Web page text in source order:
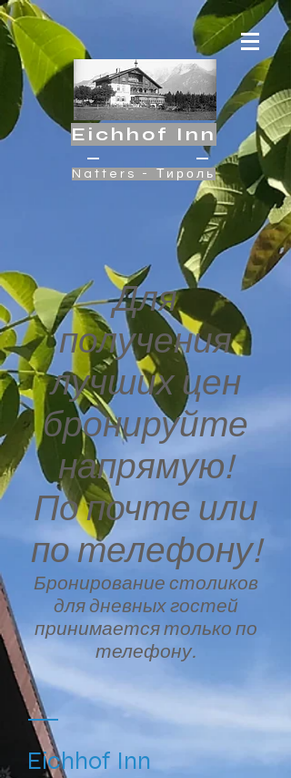
Eichhof Inn
Natters - Тироль
Для
получения
лучших цен
бронируйте
напрямую!
По почте или
по телефону!
Бронирование столиков
для дневных гостей
принимается только по
телефону.
Eichhof Inn